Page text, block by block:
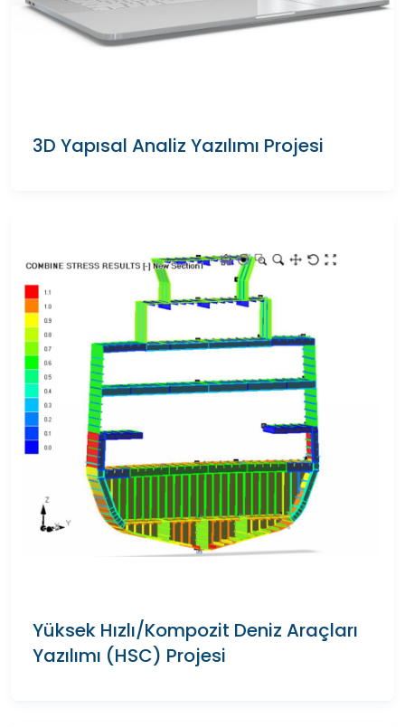
3D Yapısal Analiz Yazılımı Projesi
Yüksek Hızlı/Kompozit Deniz Araçları
Yazılımı (HSC) Projesi